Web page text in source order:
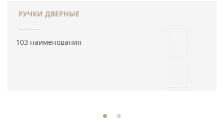
РУЧКИ ДВЕРНЫЕ
103 наименования